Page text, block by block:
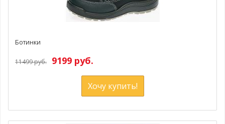
Ботинки
11499 руб. 9199 руб.
Хочу купить!